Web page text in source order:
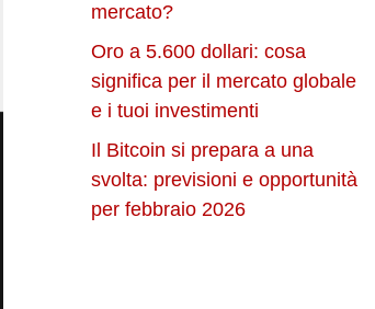
mercato?
Oro a 5.600 dollari: cosa
significa per il mercato globale
e i tuoi investimenti
Il Bitcoin si prepara a una
svolta: previsioni e opportunità
per febbraio 2026